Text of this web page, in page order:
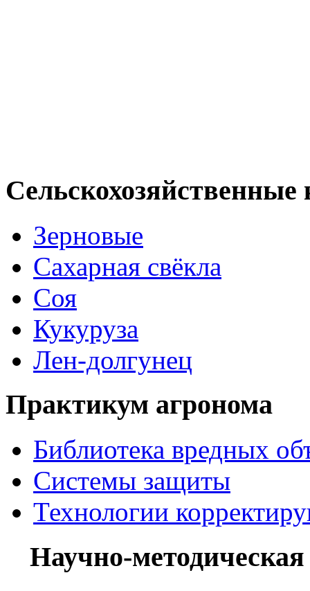
Сельскохозяйственные
Зерновые
Сахарная свёкла
Соя
Кукуруза
Лен-долгунец
Практикум агронома
Библиотека вредных
Системы защиты
Технологии
Научно-методическая